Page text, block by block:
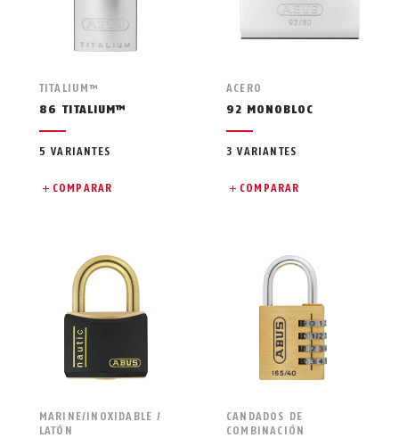
TITALIUM™
86 TITALIUM™
5 VARIANTES
COMPARAR
ACERO
92 MONOBLOC
3 VARIANTES
COMPARAR
MARINE/INOXIDABLE /
LATÓN
CANDADOS DE
COMBINACIÓN